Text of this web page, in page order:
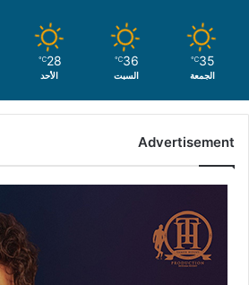
35
℃
الجمعة
36
℃
السبت
28
℃
الأحد
Advertisement